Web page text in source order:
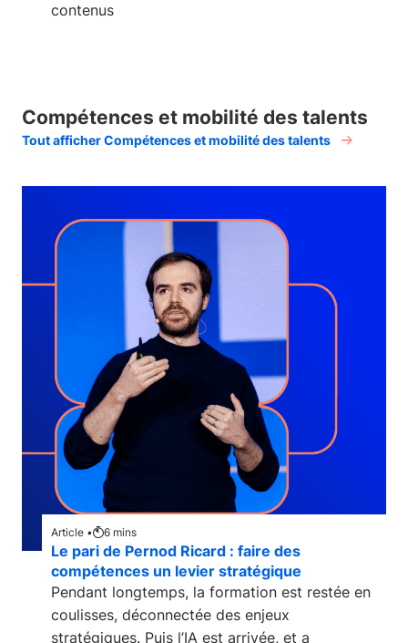
contenus
Compétences et mobilité des talents
Tout afficher Compétences et mobilité des talents
Article • 6 mins
Le pari de Pernod Ricard : faire des
compétences un levier stratégique
Pendant longtemps, la formation est restée en
coulisses, déconnectée des enjeux
stratégiques. Puis l’IA est arrivée, et a